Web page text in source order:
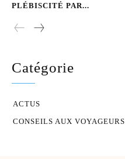
PLÉBISCITÉ PAR...
Catégorie
ACTUS
CONSEILS AUX VOYAGEURS